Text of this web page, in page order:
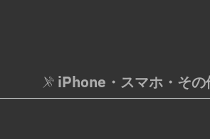
iPhone・スマホ・その